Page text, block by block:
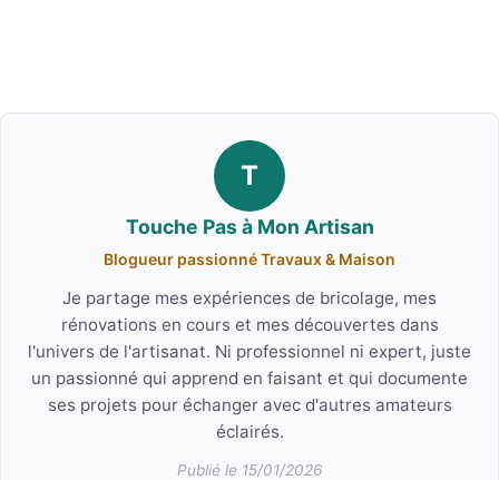
T
Touche Pas à Mon Artisan
Blogueur passionné Travaux & Maison
Je partage mes expériences de bricolage, mes
rénovations en cours et mes découvertes dans
l'univers de l'artisanat. Ni professionnel ni expert, juste
un passionné qui apprend en faisant et qui documente
ses projets pour échanger avec d'autres amateurs
éclairés.
Publié le 15/01/2026